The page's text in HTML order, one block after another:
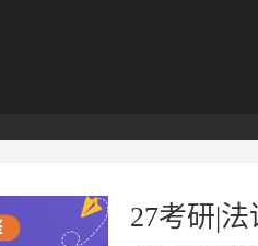
27考研|